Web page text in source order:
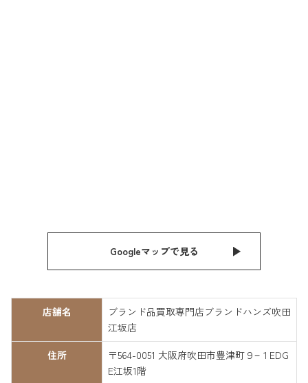
Googleマップで見る
店舗名
ブランド品買取専門店ブランドハンズ吹田
江坂店
住所
〒564-0051 大阪府吹田市豊津町９−１EDG
E江坂1階